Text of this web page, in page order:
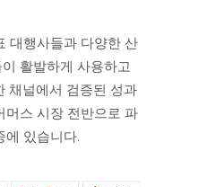
대행사들과 다양한 산
활발하게 사용하고
채널에서 검증된 성과
머스 시장 전반으로 파
에 있습니다.